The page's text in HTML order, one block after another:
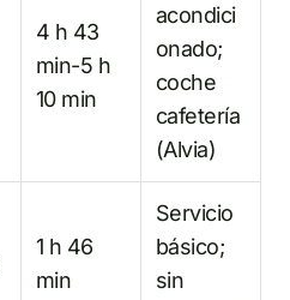
4 h 43
min-5 h
10 min
acondici
onado;
coche
cafetería
(Alvia)
1 h 46
min
Servicio
básico;
sin